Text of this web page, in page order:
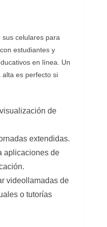
celulares para
estudiantes y
en línea. Un
es perfecto si
de
extendidas.
aplicaciones de
videollamadas de
o tutorías